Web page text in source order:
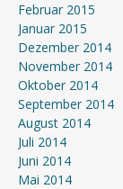
Februar 2015
Januar 2015
Dezember 2014
November 2014
Oktober 2014
September 2014
August 2014
Juli 2014
Juni 2014
Mai 2014